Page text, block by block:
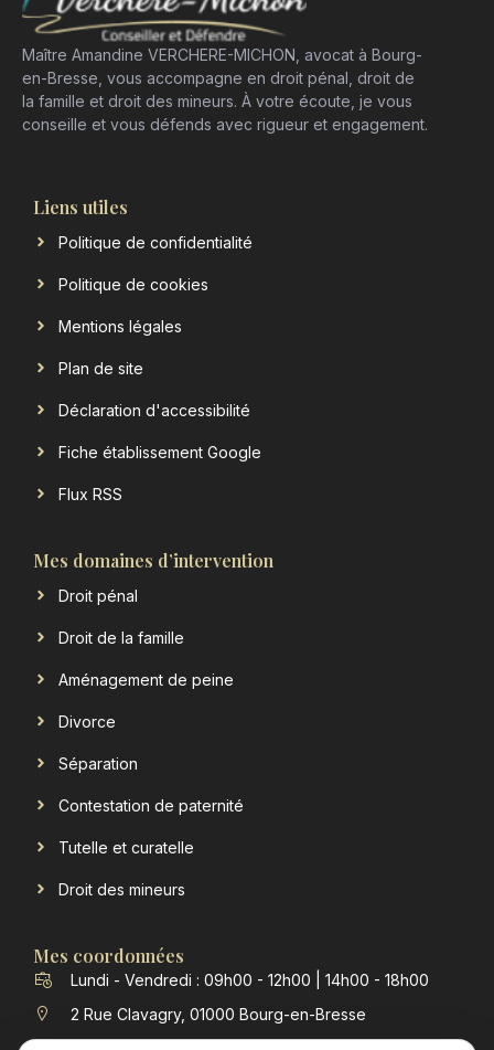
Maître Amandine VERCHERE-MICHON, avocat à Bourg-
en-Bresse, vous accompagne en droit pénal, droit de
la famille et droit des mineurs. À votre écoute, je vous
conseille et vous défends avec rigueur et engagement.
Liens utiles
Politique de confidentialité
Politique de cookies
Mentions légales
Plan de site
Déclaration d'accessibilité
Fiche établissement Google
Flux RSS
Mes domaines d’intervention
Droit pénal
Droit de la famille
Aménagement de peine
Divorce
Séparation
Contestation de paternité
Tutelle et curatelle
Droit des mineurs
Mes coordonnées
Lundi - Vendredi : 09h00 - 12h00 | 14h00 - 18h00
2 Rue Clavagry, 01000 Bourg-en-Bresse